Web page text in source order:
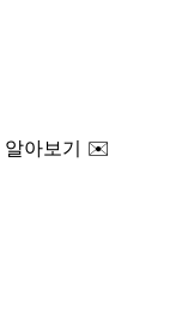
알아보기 ✉️